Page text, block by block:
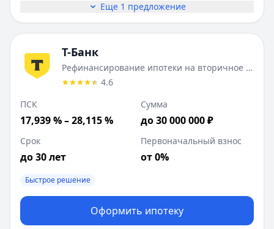
Еще 1 предложение
Т-Банк
Рефинансирование ипотеки на вторичное жилье
4.6
ПСК
17,939 % – 28,115 %
Сумма
до 30 000 000 ₽
Срок
до 30 лет
Первоначальный взнос
от 0%
Быстрое решение
Оформить ипотеку